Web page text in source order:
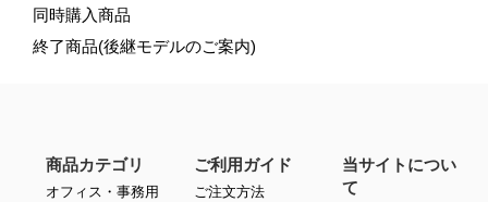
同時購入商品
終了商品(後継モデルのご案内)
商品カテゴリ
オフィス・事務用
ご利用ガイド
ご注文方法
当サイトについ
て